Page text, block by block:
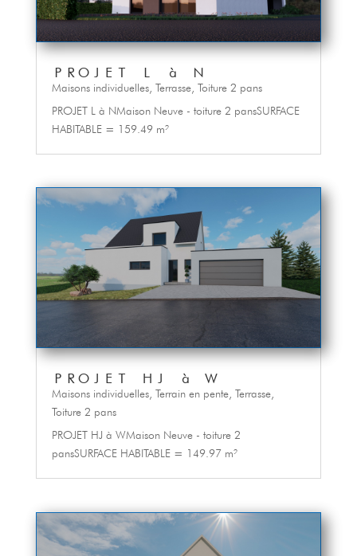
PROJET L à N
Maisons individuelles, Terrasse, Toiture 2 pans
PROJET L à NMaison Neuve - toiture 2 pansSURFACE
HABITABLE = 159.49 m²
PROJET HJ à W
Maisons individuelles, Terrain en pente, Terrasse,
Toiture 2 pans
PROJET HJ à WMaison Neuve - toiture 2
pansSURFACE HABITABLE = 149.97 m²